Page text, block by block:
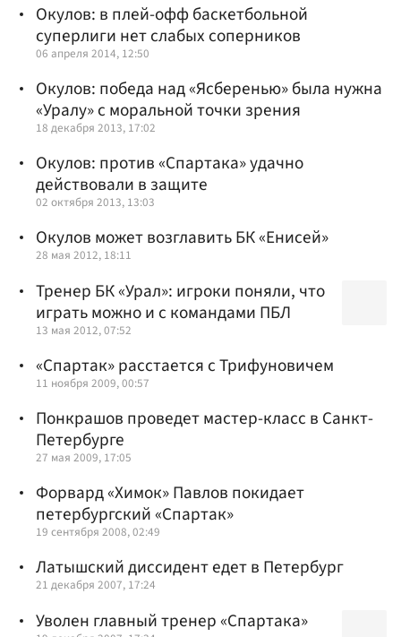
Окулов: в плей-офф баскетбольной
суперлиги нет слабых соперников
06 апреля 2014, 12:50
Окулов: победа над «Ясберенью» была нужна
«Уралу» с моральной точки зрения
18 декабря 2013, 17:02
Окулов: против «Спартака» удачно
действовали в защите
02 октября 2013, 13:03
Окулов может возглавить БК «Енисей»
28 мая 2012, 18:11
Тренер БК «Урал»: игроки поняли, что
играть можно и с командами ПБЛ
13 мая 2012, 07:52
«Спартак» расстается с Трифуновичем
11 ноября 2009, 00:57
Понкрашов проведет мастер-класс в Санкт-
Петербурге
27 мая 2009, 17:05
Форвард «Химок» Павлов покидает
петербургский «Спартак»
19 сентября 2008, 02:49
Латышский диссидент едет в Петербург
21 декабря 2007, 17:24
Уволен главный тренер «Спартака»